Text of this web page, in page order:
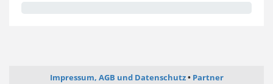
Impressum, AGB und Datenschutz Partner